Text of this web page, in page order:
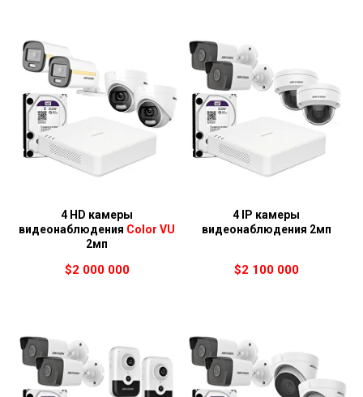
4 HD камеры
видеонаблюдения Color VU
2мп
$2 000 000
4 IP камеры
видеонаблюдения 2мп
$2 100 000